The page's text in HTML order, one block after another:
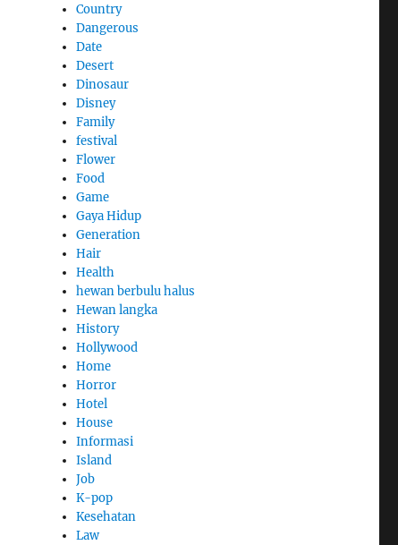
Country
Dangerous
Date
Desert
Dinosaur
Disney
Family
festival
Flower
Food
Game
Gaya Hidup
Generation
Hair
Health
hewan berbulu halus
Hewan langka
History
Hollywood
Home
Horror
Hotel
House
Informasi
Island
Job
K-pop
Kesehatan
Law